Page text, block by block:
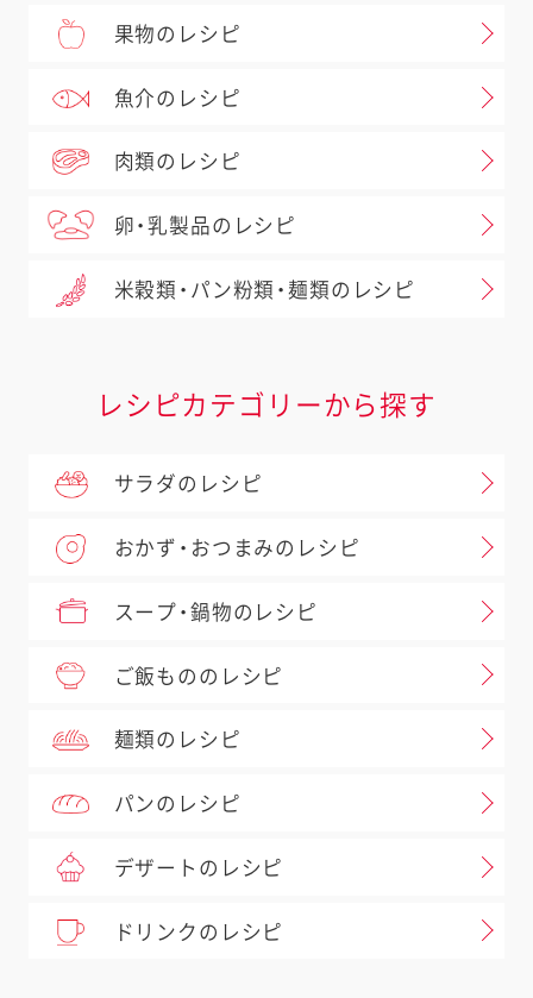
果物のレシピ
魚介のレシピ
肉類のレシピ
卵・乳製品のレシピ
米穀類・パン粉類・麺類のレシピ
レシピカテゴリーから探す
サラダのレシピ
おかず・おつまみのレシピ
スープ・鍋物のレシピ
ご飯もののレシピ
麺類のレシピ
パンのレシピ
デザートのレシピ
ドリンクのレシピ